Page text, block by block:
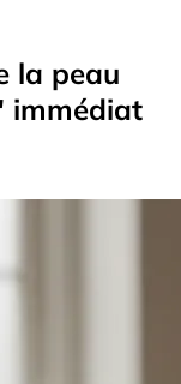
la peau
immédiat